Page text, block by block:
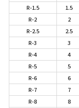
R-1.5
1.5
R-2
2
R-2.5
2.5
R-3
3
R-4
4
R-5
5
R-6
6
R-7
7
R-8
8